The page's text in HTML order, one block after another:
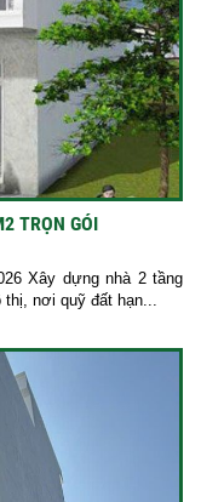
TRỌN GÓI
Xây dựng nhà 2 tầng
nơi quỹ đất hạn...